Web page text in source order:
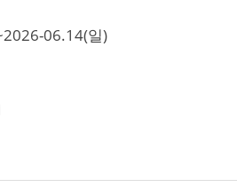
06.14(일)